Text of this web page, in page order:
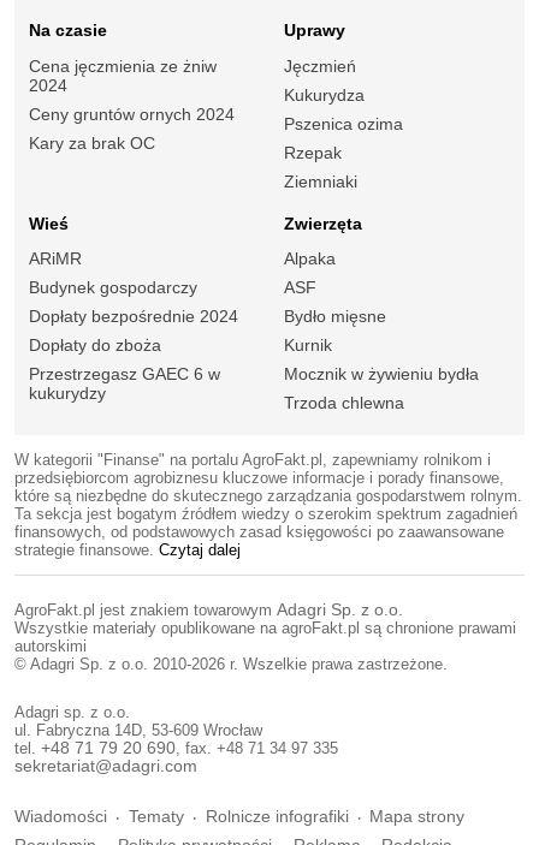
Na czasie
Cena jęczmienia ze żniw
2024
Ceny gruntów ornych 2024
Kary za brak OC
Uprawy
Jęczmień
Kukurydza
Pszenica ozima
Rzepak
Ziemniaki
Wieś
ARiMR
Budynek gospodarczy
Dopłaty bezpośrednie 2024
Dopłaty do zboża
Przestrzegasz GAEC 6 w
kukurydzy
Zwierzęta
Alpaka
ASF
Bydło mięsne
Kurnik
Mocznik w żywieniu bydła
Trzoda chlewna
W kategorii "Finanse" na portalu AgroFakt.pl, zapewniamy rolnikom i
przedsiębiorcom agrobiznesu kluczowe informacje i porady finansowe,
które są niezbędne do skutecznego zarządzania gospodarstwem rolnym.
Ta sekcja jest bogatym źródłem wiedzy o szerokim spektrum zagadnień
finansowych, od podstawowych zasad księgowości po zaawansowane
strategie finansowe. Czytaj dalej
AgroFakt.pl jest znakiem towarowym Adagri Sp. z o.o.
Wszystkie materiały opublikowane na agroFakt.pl są chronione prawami
autorskimi
© Adagri Sp. z o.o. 2010-2026 r. Wszelkie prawa zastrzeżone.
Adagri sp. z o.o.
ul. Fabryczna 14D, 53-609 Wrocław
tel. +48 71 79 20 690, fax. +48 71 34 97 335
sekretariat@adagri.com
Wiadomości Tematy Rolnicze infografiki
Mapa strony